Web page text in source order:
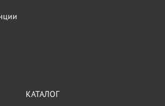
КАТАЛОГ